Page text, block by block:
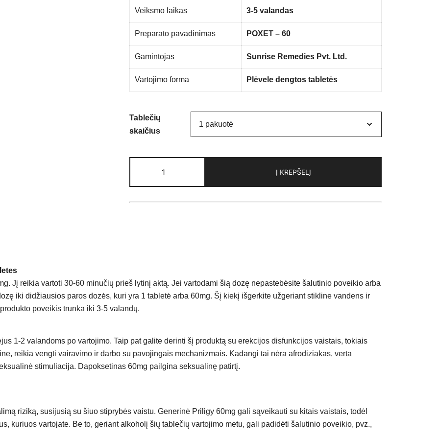
Veiksmo laikas 3-5 valandas
Preparato pavadinimas POXET – 60
Gamintojas Sunrise Remedies Pvt. Ltd.
Vartojimo forma Plėvele dengtos tabletės
Tablečių
skaičius
POXET
-
Į KREPŠELĮ
Jį reikia vartoti 30-60 minučių prieš lytinį aktą. Jei vartodami šią dozę nepastebėsite šalutinio poveikio arba
iki didžiausios paros dozės, kuri yra 1 tabletė arba 60mg. Šį kiekį išgerkite užgeriant stikline vandens ir
poveikis trunka iki 3-5 valandų.
1-2 valandoms po vartojimo. Taip pat galite derinti šį produktą su erekcijos disfunkcijos vaistais, tokiais
reikia vengti vairavimo ir darbo su pavojingais mechanizmais. Kadangi tai nėra afrodiziakas, verta
stimuliacija. Dapoksetinas 60mg pailgina seksualinę patirtį.
riziką, susijusią su šiuo stiprybės vaistu. Generinė Priligy 60mg gali sąveikauti su kitais vaistais, todėl
kuriuos vartojate. Be to, geriant alkoholį šių tablečių vartojimo metu, gali padidėti šalutinio poveikio, pvz.,